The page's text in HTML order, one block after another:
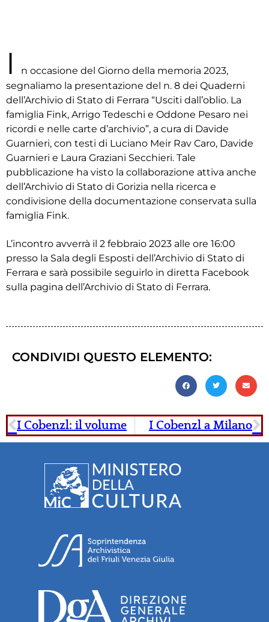
I
n occasione del Giorno della memoria 2023,
segnaliamo la presentazione del n. 8 dei Quaderni
dell’Archivio di Stato di Ferrara “Usciti dall’oblio. La
famiglia Fink, Arrigo Tedeschi e Oddone Pesaro nei
ricordi e nelle carte d’archivio”, a cura di Davide
Guarnieri, con testi di Luciano Meir Rav Caro, Davide
Guarnieri e Laura Graziani Secchieri. Tale
pubblicazione ha visto la collaborazione attiva anche
dell’Archivio di Stato di Gorizia nella ricerca e
condivisione della documentazione conservata sulla
famiglia Fink.
L’incontro avverrà il 2 febbraio 2023 alle ore 16:00
presso la Sala degli Esposti dell’Archivio di Stato di
Ferrara e sarà possibile seguirlo in diretta Facebook
sulla pagina dell’Archivio di Stato di Ferrara.
CONDIVIDI QUESTO ELEMENTO:
I Cobenzl: il volume I Cobenzl a Milano